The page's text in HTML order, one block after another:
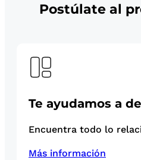
Postúlate al
Te ayudamos a
Encuentra todo lo
Más información